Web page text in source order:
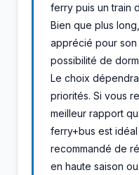
ferry puis un train
Bien que plus
apprécié pour
possibilité de
Le choix
priorités. Si vous
meilleur rapport
ferry+bus est
recommandé de
en haute saison